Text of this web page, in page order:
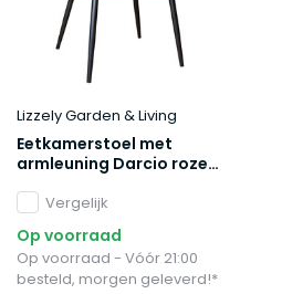
Lizzely Garden & Living
Eetkamerstoel met
armleuning Darcio roze
Vergelijk
Op voorraad
Op voorraad - Vóór 21:00
besteld, morgen geleverd!*